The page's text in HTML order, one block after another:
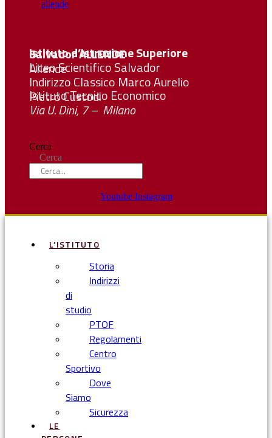
Istituto d’Istruzione Superiore SalvadorALLENDE
Liceo Scientifico Salvador Allende
Indirizzo Classico Marco Aurelio
Istituto Tecnico Economico Pietro Custodi
Via U. Dini, 7 – Milano
Cerca
Cerca
Youtube Instagram
L’ISTITUTO
Storia
Indirizzi
di
studio
PTOF
Regolamenti
Centro
Sportivo
Dove
Siamo
Sicurezza
LE